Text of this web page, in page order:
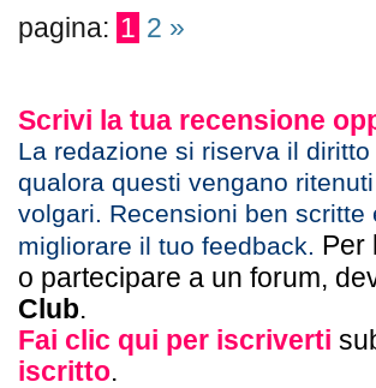
pagina: 1 2 »
Scrivi la tua recensione
La redazione si riserva il
qualora questi vengano
volgari. Recensioni ben
migliorare il tuo feedback. Per
o partecipare a un forum,
Club.
Fai clic qui per iscriverti
iscritto.